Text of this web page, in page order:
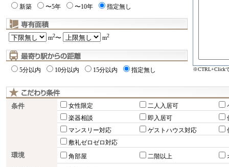
新築 〜5年 〜10年 指定無し
m2〜 m2
5分以内 10分以内 15分以内 指定無し ※CTRL+Click
条件 女性限定 二人入居可
楽器相談
即入居可
マンスリー対応
ゲストハウス対応
敷礼ゼロゼロ対応
環境 角部屋 二階以上